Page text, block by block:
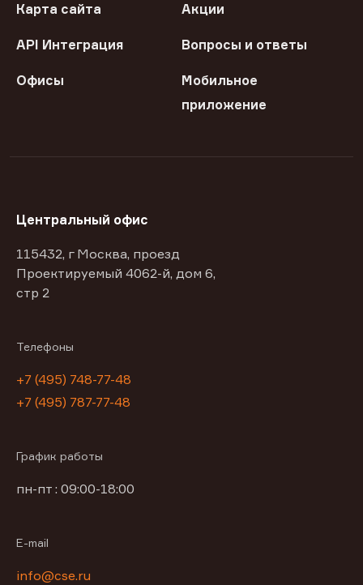
Карта сайта Акции
API Интеграция Вопросы и ответы
Офисы
Мобильное
приложение
Центральный офис
115432, г Москва, проезд
Проектируемый 4062-й, дом 6,
стр 2
Телефоны
+7 (495) 748-77-48
+7 (495) 787-77-48
График работы
пн-пт : 09:00-18:00
E-mail
info@cse.ru